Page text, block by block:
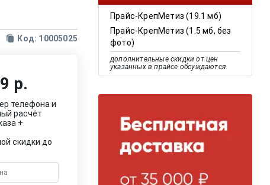
Прайс-КрепМетиз (19.1 мб)
Прайс-КрепМетиз (1.5 мб, без
фото)
дополнительные скидки от цен
указанных в прайсе обсуждаются.
Код: 10005025
р.
телефона и
расчёт
+
скидки до